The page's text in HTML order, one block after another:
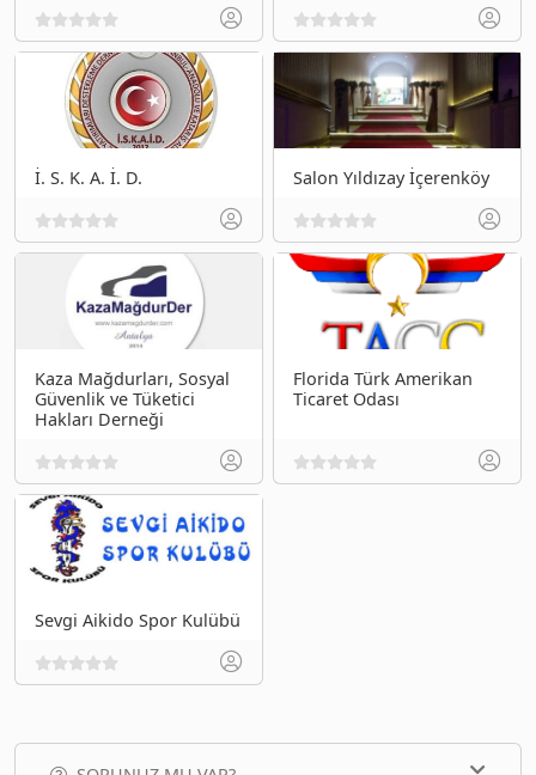
İ. S. K. A. İ. D. Salon Yıldızay İçerenköy
Kaza Mağdurları, Sosyal
Güvenlik ve Tüketici
Hakları Derneği
Florida Türk Amerikan
Ticaret Odası
Sevgi Aikido Spor Kulübü